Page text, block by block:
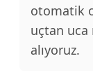
otomatik
uçtan uca
alıyoruz.